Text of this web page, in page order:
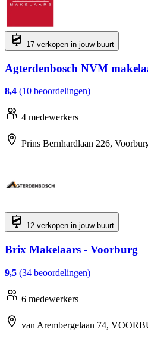
17 verkopen in jouw buurt
Agterdenbosch NVM
8,4 (10 beoordelingen)
4 medewerkers
Prins Bernhardlaan 226,
12 verkopen in jouw buurt
Brix Makelaars - Voorburg
9,5 (34 beoordelingen)
6 medewerkers
van Arembergelaan 74,